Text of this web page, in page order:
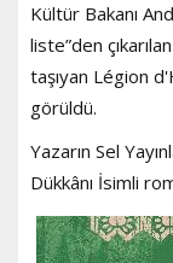
Kültür Bakanı
liste”den
taşıyan Légion
görüldü.
Yazarın Sel
Dükkânı İsimli